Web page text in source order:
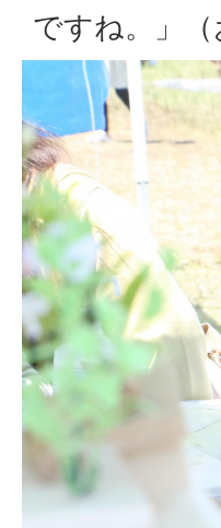
ですね。」（